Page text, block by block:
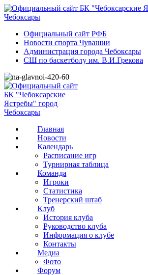
Официальный сайт РФБ
Новости спорта Чувашии
Администрация города Чебоксары
СШ по баскетболу им. В.И.Грекова
Главная
Новости
Календарь
Расписание игр
Турнирная таблица
Команда
Игроки
Статистика
Тренерский штаб
Клуб
История клуба
Руководство клуба
Информация о клубе
Контакты
Медиа
Фото
Форум